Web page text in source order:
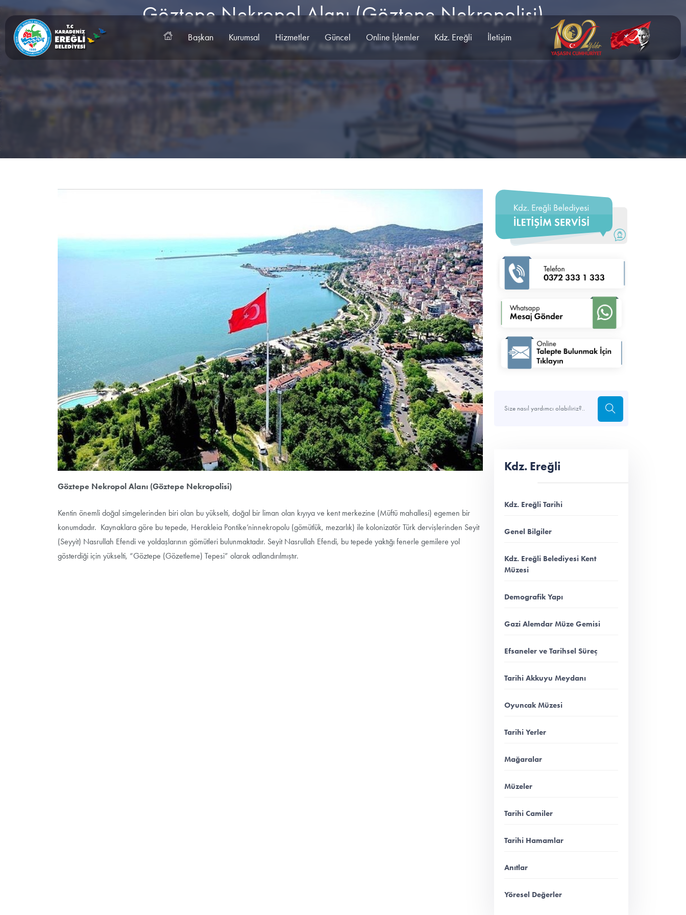
Başkan Kurumsal Hizmetler Güncel Online İşlemler Kdz. Ereğli İletişim
Göztepe Nekropol Alanı (Göztepe Nekropolisi)
Ana Sayfa Kdz. Ereğli Tarihi Yerler
Göztepe Nekropol Alanı (Göztepe Nekropolisi)
Kentin önemli doğal simgelerinden biri olan bu yükselti, doğal bir liman olan kıyıya ve kent merkezine (Müftü mahallesi) egemen bir
konumdadır. Kaynaklara göre bu tepede, Herakleia Pontike’ninnekropolu (gömütlük, mezarlık) ile kolonizatör Türk dervişlerinden Seyit
(Seyyit) Nasrullah Efendi ve yoldaşlarının gömütleri bulunmaktadır. Seyit Nasrullah Efendi, bu tepede yaktığı fenerle gemilere yol
gösterdiği için yükselti, “Göztepe (Gözetleme) Tepesi” olarak adlandırılmıştır.
Kdz. Ereğli
Kdz. Ereğli Tarihi
Genel Bilgiler
Kdz. Ereğli Belediyesi Kent
Müzesi
Demografik Yapı
Gazi Alemdar Müze Gemisi
Efsaneler ve Tarihsel Süreç
Tarihi Akkuyu Meydanı
Oyuncak Müzesi
Tarihi Yerler
Mağaralar
Müzeler
Tarihi Camiler
Tarihi Hamamlar
Anıtlar
Yöresel Değerler